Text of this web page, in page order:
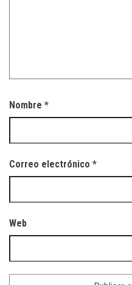
Nombre *
Correo electrónico *
Web